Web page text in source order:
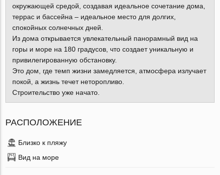
окружающей средой, создавая идеальное сочетание дома,
террас и бассейна – идеальное место для долгих,
спокойных солнечных дней.
Из дома открывается увлекательный панорамный вид на
горы и море на 180 градусов, что создает уникальную и
привилегированную обстановку.
Это дом, где темп жизни замедляется, атмосфера излучает
покой, а жизнь течет неторопливо.
Строительство уже начато.
РАСПОЛОЖЕНИЕ
Близко к пляжу
Вид на море